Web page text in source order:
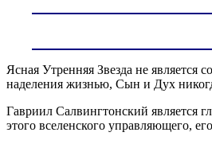
Ясная Утренняя Звезда не является
наделения жизнью, Сын и Дух
Гавриил Салвингтонский является
этого вселенского управляющего,